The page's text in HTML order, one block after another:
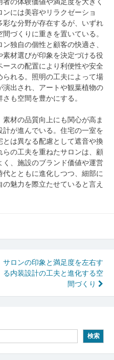
には美容やリラクゼーショ
な分野が存在するが、いずれ
づくりに重きを置いている。
独自の個性と顧客の快適さ、
材選びが印象を決定づける役
スの配置により利便性や安全
れる。照明の工夫によって場
出され、アートや観葉植物の
も空間を豊かにする。
材の品質向上にも関心が高ま
が進んでいる。住宅の一室を
は異なる配慮として遮音や換
の工夫を重ねたサロンは、顧
、施設のブランド価値や運営
とともに進化しつつ、細部に
魅力を際立たせていると言え
サロンの印象と満足度を左右す
る内装設計の工夫と進化する空
間づくり
検索